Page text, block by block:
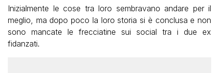
Inizialmente le cose tra loro sembravano andare per il
meglio, ma dopo poco la loro storia si è conclusa e non
sono mancate le frecciatine sui social tra i due ex
fidanzati.